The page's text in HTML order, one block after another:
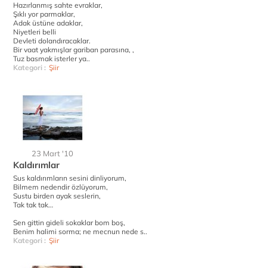
Hazırlanmış sahte evraklar,
Şıklı yor parmaklar,
Adak üstüne adaklar,
Niyetleri belli
Devleti dolandıracaklar.
Bir vaat yakmışlar gariban parasına, ,
Tuz basmak isterler ya..
Kategori : Şiir
23 Mart '10
Kaldırımlar
Sus kaldırımların sesini dinliyorum,
Bilmem nedendir özlüyorum,
Sustu birden ayak seslerin,
Tak tak tak…
Sen gittin gideli sokaklar bom boş,
Benim halimi sorma; ne mecnun nede s..
Kategori : Şiir